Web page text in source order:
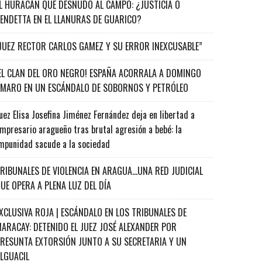
HURACÁN QUE DESNUDÓ AL CAMPO: ¿JUSTICIA O
EN EL LLANURAS DE GUARICO?
RECTOR CARLOS GAMEZ Y SU ERROR INEXCUSABLE”
CLAN DEL ORO NEGRO! ESPAÑA ACORRALA A DOMINGO
EN UN ESCÁNDALO DE SOBORNOS Y PETRÓLEO
Elisa Josefina Jiménez Fernández deja en libertad a
aragueño tras brutal agresión a bebé: la
sacude a la sociedad
DE VIOLENCIA EN ARAGUA…UNA RED JUDICIAL
OPERA A PLENA LUZ DEL DÍA
ROJA | ESCÁNDALO EN LOS TRIBUNALES DE
DETENIDO EL JUEZ JOSÉ ALEXANDER POR
EXTORSIÓN JUNTO A SU SECRETARIA Y UN